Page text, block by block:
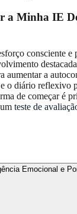
a Minha IE
consciente e
aumentar a
o diário reflexivo
de começar é
teste de
Emocional e